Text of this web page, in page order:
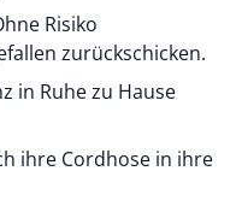
Risiko
zurückschicken.
in Ruhe zu Hause
ihre Cordhose in ihre